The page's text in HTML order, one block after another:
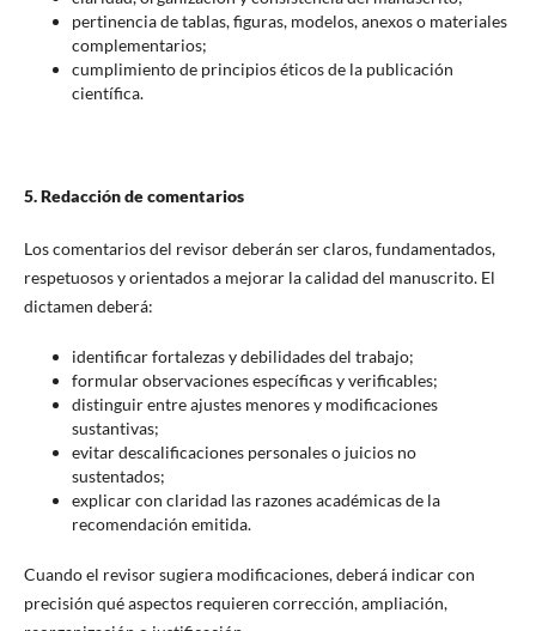
pertinencia de tablas, figuras, modelos, anexos o materiales
complementarios;
cumplimiento de principios éticos de la publicación
científica.
5. Redacción de comentarios
Los comentarios del revisor deberán ser claros, fundamentados,
respetuosos y orientados a mejorar la calidad del manuscrito. El
dictamen deberá:
identificar fortalezas y debilidades del trabajo;
formular observaciones específicas y verificables;
distinguir entre ajustes menores y modificaciones
sustantivas;
evitar descalificaciones personales o juicios no
sustentados;
explicar con claridad las razones académicas de la
recomendación emitida.
Cuando el revisor sugiera modificaciones, deberá indicar con
precisión qué aspectos requieren corrección, ampliación,